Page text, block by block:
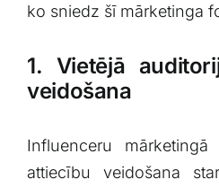
ko sniedz šī mārketinga
1. Vietējā
veidošana
Influenceru
attiecību veidošana